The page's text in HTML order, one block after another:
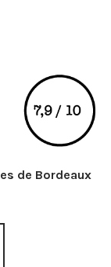
de Bordeaux